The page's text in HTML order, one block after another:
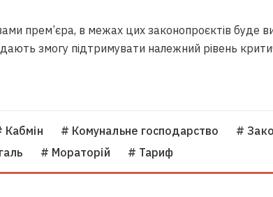
прем’єра, в межах цих законопроєктів буде
дають змогу підтримувати належний рівень
Кабмін # Комунальне господарство
#
# Мораторій # Тариф